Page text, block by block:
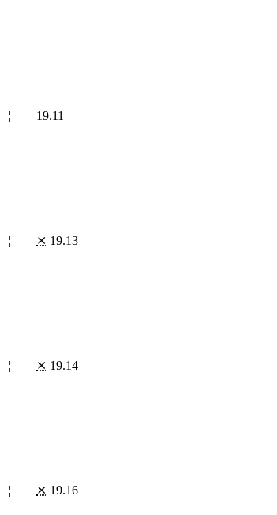
¦ 19.11
¦ ⨯ 19.13
¦ ⨯ 19.14
¦ ⨯ 19.16